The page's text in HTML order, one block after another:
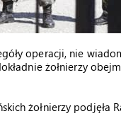
operacji, nie
żołnierzy
żołnierzy